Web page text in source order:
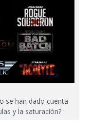
se han dado cuenta
y la saturación?